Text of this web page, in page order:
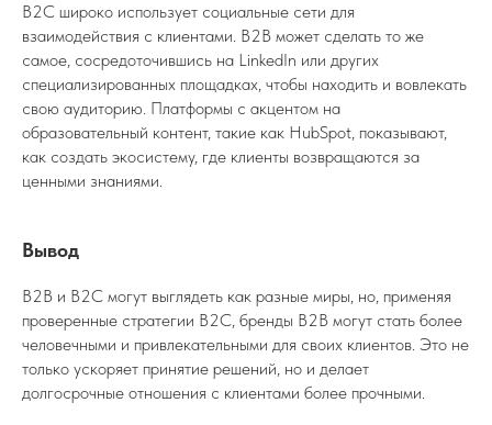
B2C широко использует социальные сети для
взаимодействия с клиентами. B2B может сделать то же
самое, сосредоточившись на LinkedIn или других
специализированных площадках, чтобы находить и вовлекать
свою аудиторию. Платформы с акцентом на
образовательный контент, такие как HubSpot, показывают,
как создать экосистему, где клиенты возвращаются за
ценными знаниями.
Вывод
B2B и B2C могут выглядеть как разные миры, но, применяя
проверенные стратегии B2C, бренды B2B могут стать более
человечными и привлекательными для своих клиентов. Это не
только ускоряет принятие решений, но и делает
долгосрочные отношения с клиентами более прочными.